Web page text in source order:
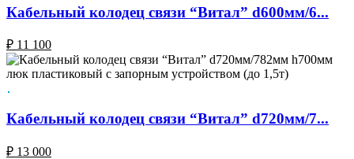
Кабельный колодец связи “Витал” d600мм/6...
₽ 11 100
Кабельный колодец связи “Витал” d720мм/7...
₽ 13 000